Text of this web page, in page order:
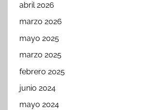
abril 2026
marzo 2026
mayo 2025
marzo 2025
febrero 2025
junio 2024
mayo 2024